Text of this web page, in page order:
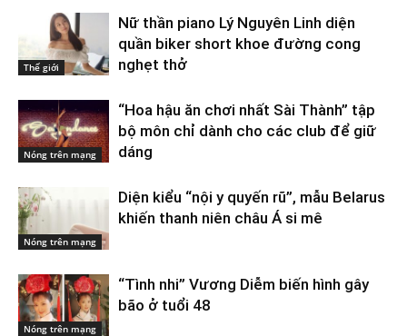
Thế giới
Nữ thần piano Lý Nguyên Linh diện
quần biker short khoe đường cong
nghẹt thở
Nóng trên mạng
“Hoa hậu ăn chơi nhất Sài Thành” tập
bộ môn chỉ dành cho các club để giữ
dáng
Nóng trên mạng
Diện kiểu “nội y quyến rũ”, mẫu Belarus
khiến thanh niên châu Á si mê
Nóng trên mạng
“Tình nhi” Vương Diễm biến hình gây
bão ở tuổi 48